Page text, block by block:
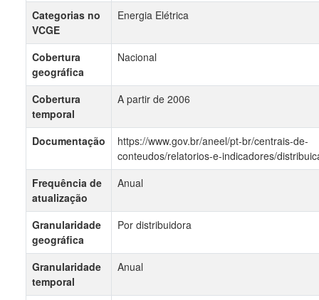
Categorias no
VCGE
Energia Elétrica
Cobertura
geográfica
Nacional
Cobertura
temporal
A partir de 2006
Documentação
https://www.gov.br/aneel/pt-br/centrais-de-
conteudos/relatorios-e-indicadores/
Frequência de
atualização
Anual
Granularidade
geográfica
Por distribuidora
Granularidade
temporal
Anual